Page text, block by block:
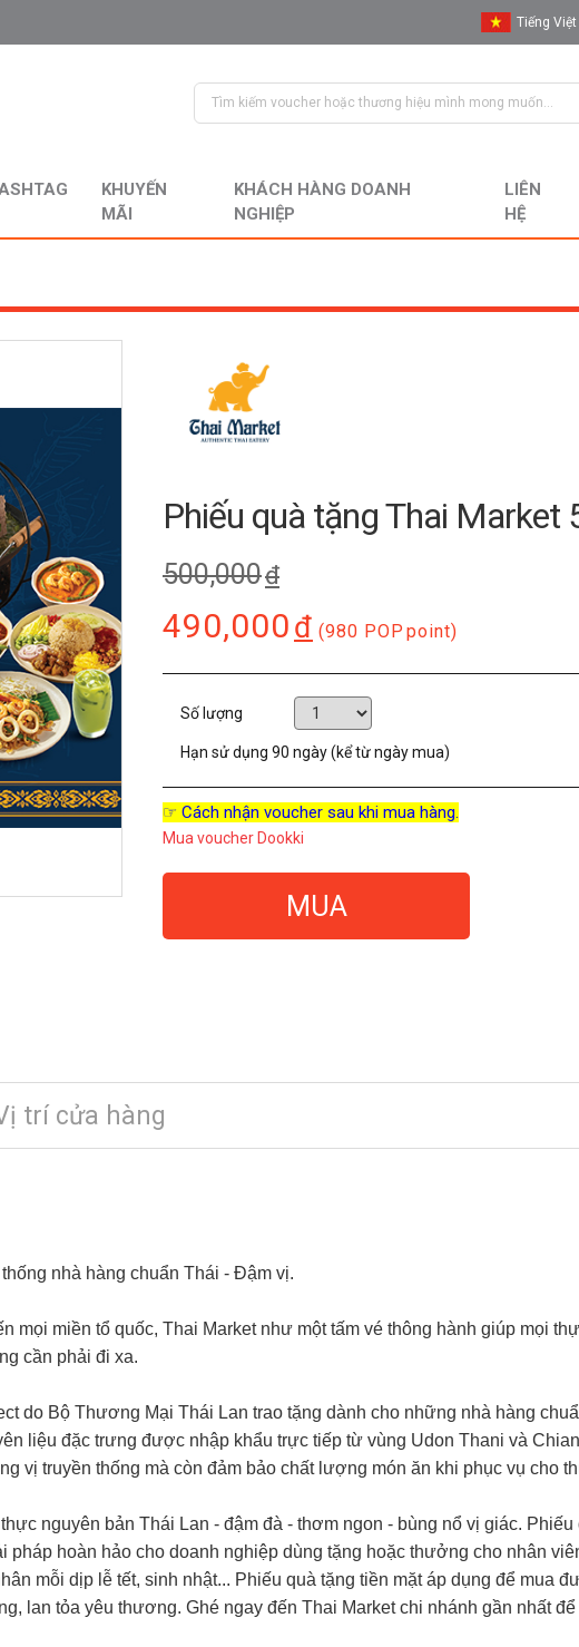
Tiếng Việt
English
KHUYẾN
MÃI
KHÁCH HÀNG DOANH
NGHIỆP
LIÊN
HỆ
Phiếu quà tặng Thai Market
500,000đ
490,000đ (980 POP point)
Số lượng
Hạn sử dụng 90 ngày (kể từ ngày mua)
☞ Cách nhận voucher sau khi mua hàng.
Mua voucher Dookki
MUA
trí cửa hàng
nhà hàng chuẩn Thái - Đậm vị.
mọi miền tổ quốc, Thai Market như một tấm vé thông hành giúp mọi
cần phải đi xa.
do Bộ Thương Mại Thái Lan trao tặng dành cho những nhà hàng
liệu đặc trưng được nhập khẩu trực tiếp từ vùng Udon Thani và
vị truyền thống mà còn đảm bảo chất lượng món ăn khi phục vụ cho
nguyên bản Thái Lan - đậm đà - thơm ngon - bùng nổ vị giác. Phiếu
pháp hoàn hảo cho doanh nghiệp dùng tặng hoặc thưởng cho nhân
mỗi dịp lễ tết, sinh nhật... Phiếu quà tặng tiền mặt áp dụng để mua
lan tỏa yêu thương. Ghé ngay đến Thai Market chi nhánh gần nhất